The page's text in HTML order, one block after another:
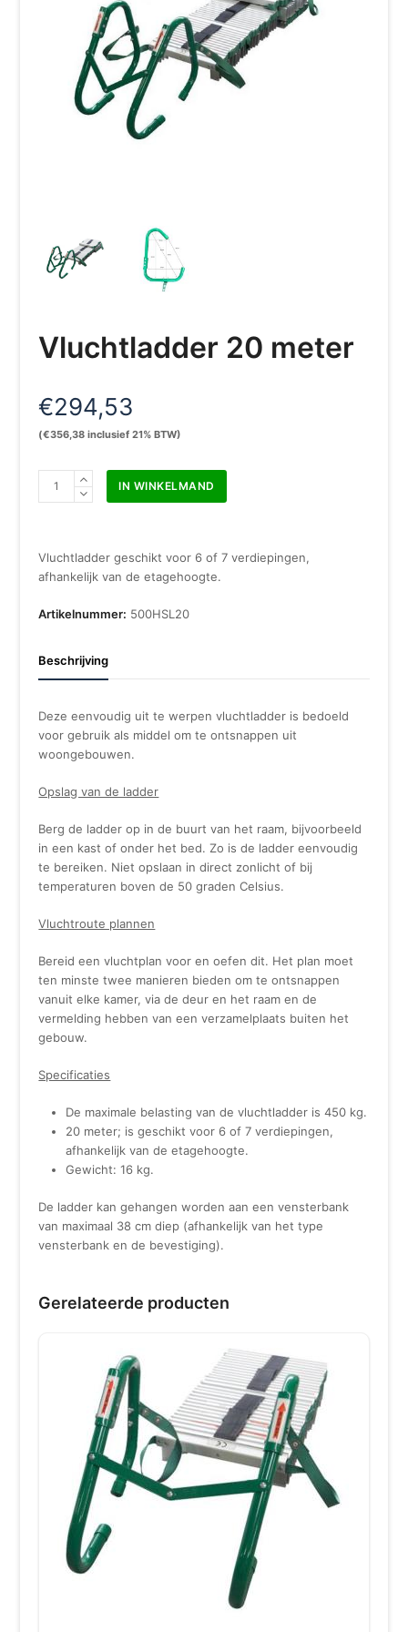
Vluchtladder 20 meter
€294,53
(€356,38 inclusief 21% BTW)
Vluchtladder
IN WINKELMAND
Vluchtladder geschikt voor 6 of 7 verdiepingen,
afhankelijk van de etagehoogte.
Artikelnummer: 500HSL20
Beschrijving
Deze eenvoudig uit te werpen vluchtladder is bedoeld
voor gebruik als middel om te ontsnappen uit
woongebouwen.
Opslag van de ladder
Berg de ladder op in de buurt van het raam, bijvoorbeeld
in een kast of onder het bed. Zo is de ladder eenvoudig
te bereiken. Niet opslaan in direct zonlicht of bij
temperaturen boven de 50 graden Celsius.
Vluchtroute plannen
Bereid een vluchtplan voor en oefen dit. Het plan moet
ten minste twee manieren bieden om te ontsnappen
vanuit elke kamer, via de deur en het raam en de
vermelding hebben van een verzamelplaats buiten het
gebouw.
Specificaties
De maximale belasting van de vluchtladder is 450 kg.
20 meter; is geschikt voor 6 of 7 verdiepingen,
afhankelijk van de etagehoogte.
Gewicht: 16 kg.
De ladder kan gehangen worden aan een vensterbank
van maximaal 38 cm diep (afhankelijk van het type
vensterbank en de bevestiging).
Gerelateerde producten